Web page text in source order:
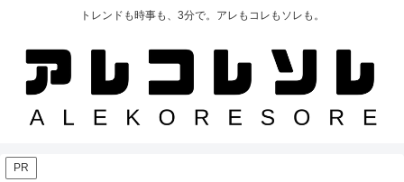
トレンドも時事も、3分で。アレもコレもソレも。
PR